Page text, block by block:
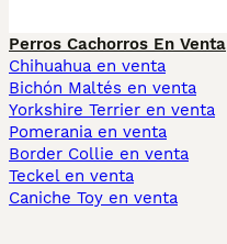
Perros Cachorros En Venta
Chihuahua en venta
Bichón Maltés en venta
Yorkshire Terrier en venta
Pomerania en venta
Border Collie en venta
Teckel en venta
Caniche Toy en venta